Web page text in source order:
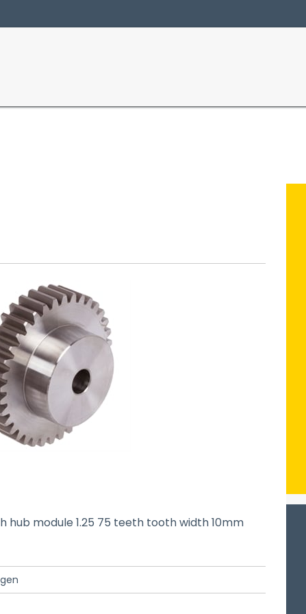
hub module 1.25 75 teeth tooth width 10mm